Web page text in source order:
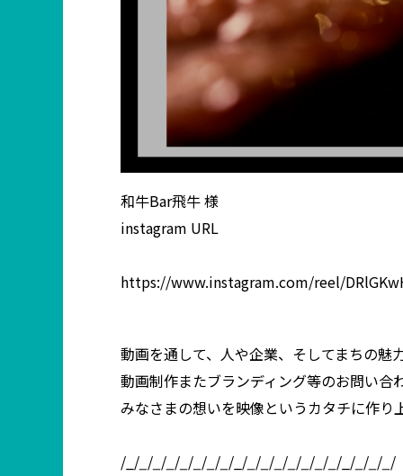
和牛Bar飛牛 様
instagram URL
https://www.instagram.com/reel/
動画を通して、人や企業、そしてまちの魅
動画制作またブランディング等のお問い合
みなさまの想いを映像というカタチに作り
/_/_ /_ /_ /_ /_ /_ /_ /_/_ /_ /_ /_ /_ /_ /_ /_/_ /_ /_ /